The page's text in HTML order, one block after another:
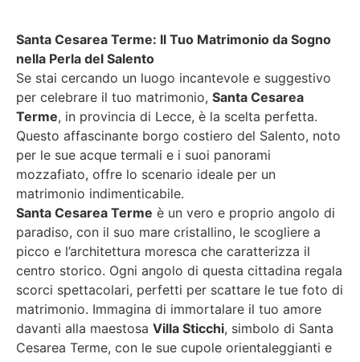
Santa Cesarea Terme: Il Tuo Matrimonio da Sogno
nella Perla del Salento
Se stai cercando un luogo incantevole e suggestivo
per celebrare il tuo matrimonio, Santa Cesarea
Terme, in provincia di Lecce, è la scelta perfetta.
Questo affascinante borgo costiero del Salento, noto
per le sue acque termali e i suoi panorami
mozzafiato, offre lo scenario ideale per un
matrimonio indimenticabile.
Santa Cesarea Terme è un vero e proprio angolo di
paradiso, con il suo mare cristallino, le scogliere a
picco e l’architettura moresca che caratterizza il
centro storico. Ogni angolo di questa cittadina regala
scorci spettacolari, perfetti per scattare le tue foto di
matrimonio. Immagina di immortalare il tuo amore
davanti alla maestosa Villa Sticchi, simbolo di Santa
Cesarea Terme, con le sue cupole orientaleggianti e